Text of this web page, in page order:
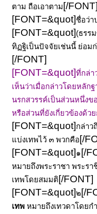
ตาม ถือเอาตาม [/FONT]
[FONT=&quot]ชื่อว่า
[FONT=&quot](ธรร
ทิฏฐิเป็นปัจจัยเช่นนี้ ย่อม
[/FONT]
[FONT=&quot]ที่กล่า
เห็นว่าเมื่อกล่าวโดยหลัก
นรกสวรรค์เป็นส่วนหนึ่งข
หรือส่วนที่ยังเกี่ยวข้องด้ว
[FONT=&quot]กล่าว
แบ่งเทพไว้ ๓ พวกคือ [/
[FONT=&quot]๑ [/
หมายถึงพระราชา พระร
เทพโดยสมมติ [/FONT]
[FONT=&quot]๒ [/
เทพ หมายถึงเทวดาโดย